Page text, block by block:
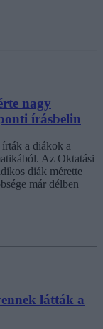
nagy
írásbelin
a diákok a
Az Oktatási
diák mérette
már délben
látták a